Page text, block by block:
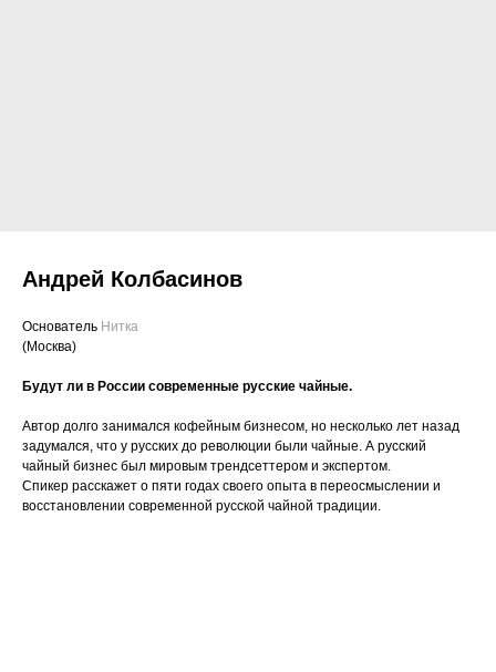
Андрей Колбасинов
Основатель Нитка
(Москва)
Будут ли в России современные русские чайные.
Автор долго занимался кофейным бизнесом, но несколько лет назад
задумался, что у русских до революции были чайные. А русский
чайный бизнес был мировым трендсеттером и экспертом.
Спикер расскажет о пяти годах своего опыта в переосмыслении и
восстановлении современной русской чайной традиции.